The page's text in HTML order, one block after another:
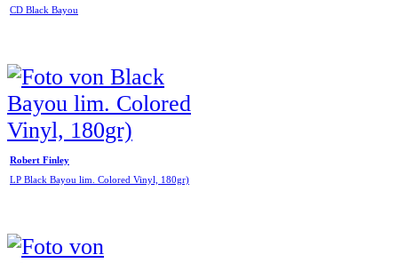
CD Black Bayou
Robert Finley
LP Black Bayou lim. Colored Vinyl, 180gr)